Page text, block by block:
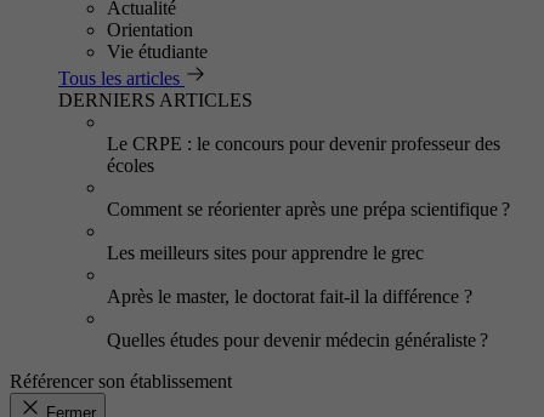
Actualité
Orientation
Vie étudiante
Tous les articles
DERNIERS ARTICLES
Le CRPE : le concours pour devenir professeur des
écoles
Comment se réorienter après une prépa scientifique ?
Les meilleurs sites pour apprendre le grec
Après le master, le doctorat fait-il la différence ?
Quelles études pour devenir médecin généraliste ?
Référencer son établissement
Fermer